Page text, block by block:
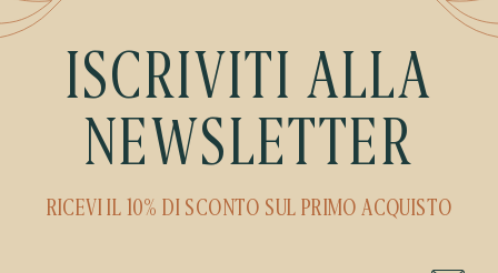
ISCRIVITI ALLA
NEWSLETTER
RICEVI IL 10% DI SCONTO SUL PRIMO ACQUISTO